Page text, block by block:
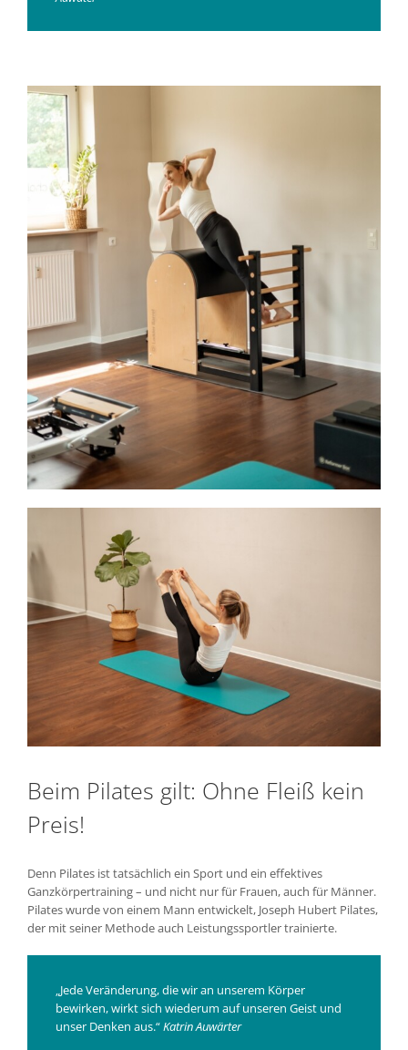
Beim Pilates gilt: Ohne Fleiß kein
Preis!
Denn Pilates ist tatsächlich ein Sport und ein effektives
Ganzkörpertraining – und nicht nur für Frauen, auch für Männer.
Pilates wurde von einem Mann entwickelt, Joseph Hubert Pilates,
der mit seiner Methode auch Leistungssportler trainierte.
„Jede Veränderung, die wir an unserem Körper
bewirken, wirkt sich wiederum auf unseren Geist und
unser Denken aus.“Katrin Auwärter